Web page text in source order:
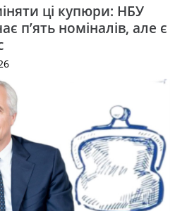
ці купюри: НБУ
п’ять номіналів, але є